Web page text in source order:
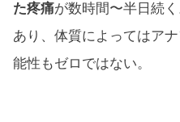
た疼痛が数時間〜半日続
あり、体質によってはア
能性もゼロではない。